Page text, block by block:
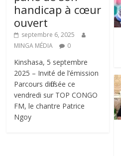
handicap à cœur
ouvert
septembre 6, 2025
MINGA MÉDIA
0
Kinshasa, 5 septembre
2025 – Invité de l’émission
Parcours diffusée ce
vendredi sur TOP CONGO
FM, le chantre Patrice
Ngoy